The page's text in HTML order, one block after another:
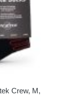
Crew, M,